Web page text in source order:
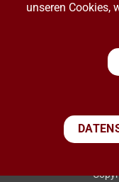
VERTRAG
VERTRAG
IMPRESSUM
unseren Cookies,